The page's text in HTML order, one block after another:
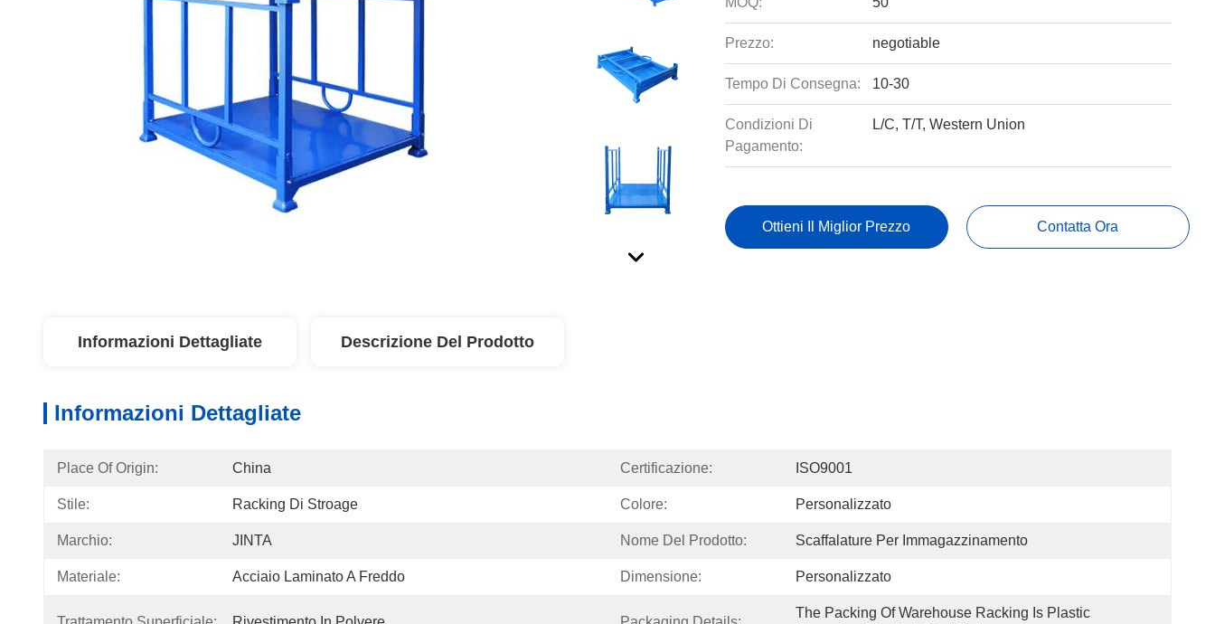
Prezzo: negotiable
Tempo Di Consegna: 10-30
Condizioni Di
Pagamento:
L/C, T/T, Western Union
Ottieni Il Miglior Prezzo Contatta Ora
Informazioni Dettagliate Descrizione Del Prodotto
Informazioni Dettagliate
Place Of Origin: China Certificazione: ISO9001
Stile: Racking Di Stroage Colore: Personalizzato
Marchio: JINTA Nome Del Prodotto: Scaffalature Per Immagazzinamento
Materiale: Acciaio Laminato A Freddo Dimensione: Personalizzato
The Packing Of Warehouse Racking Is Plastic